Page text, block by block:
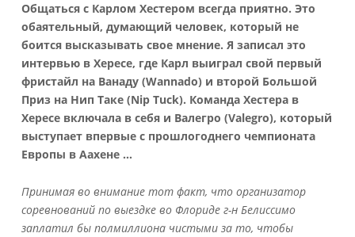
Общаться с Карлом Хестером всегда приятно. Это
обаятельный, думающий человек, который не
боится высказывать свое мнение. Я записал это
интервью в Хересе, где Карл выиграл свой первый
фристайл на Ванаду (Wannado) и второй Большой
Приз на Нип Таке (Nip Tuck). Команда Хестера в
Хересе включала в себя и Валегро (Valegro), который
выступает впервые с прошлогоднего чемпионата
Европы в Аахене …
Принимая во внимание тот факт, что организатор
соревнований по выездке во Флориде г-н Белиссимо
заплатил бы полмиллиона чистыми за то, чтобы